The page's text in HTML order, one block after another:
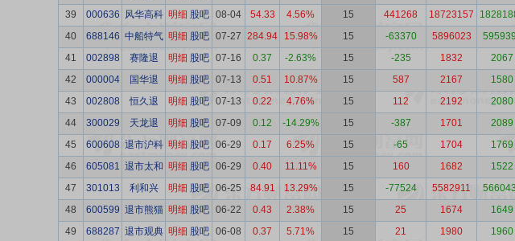
39
000636 风华高科 明细 股吧 08-04 54.33 4.56% 15 441268 18723157
40
688146 中船特气 明细 股吧 07-27 284.94 15.98% 15 -63370 5896023
41
002898 赛隆退 明细 股吧 07-16 0.37 -2.63% 15 -235 1832 2067
42
000004 国华退 明细 股吧 07-13 0.51 10.87% 15 587 2167 1580
43
002808 恒久退 明细 股吧 07-13 0.22 4.76% 15 112 2192 2080
44
300029 天龙退 明细 股吧 07-09 0.12 -14.29% 15 -387 1701 2089
45
600608 退市沪科 明细 股吧 06-29 0.17 6.25% 15 -65 1704 1769
46
605081 退市太和 明细 股吧 06-29 0.40 11.11% 15 160 1682 1522
47
301013 利和兴 明细 股吧 06-25 84.91 13.29% 15 -77524 5582911
48
600599 退市熊猫 明细 股吧 06-22 0.43 2.38% 15 25 1674 1649
49
688287 退市观典 明细 股吧 06-08 0.37 5.71% 15 21 1980 1960